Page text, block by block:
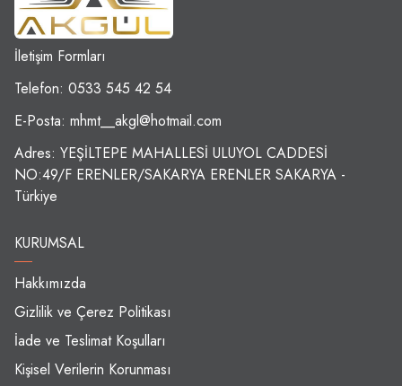
İletişim Formları
Telefon: 0533 545 42 54
E-Posta: mhmt__akgl@hotmail.com
Adres: YEŞİLTEPE MAHALLESİ ULUYOL CADDESİ
NO:49/F ERENLER/SAKARYA ERENLER SAKARYA -
Türkiye
KURUMSAL
Hakkımızda
Gizlilik ve Çerez Politikası
İade ve Teslimat Koşulları
Kişisel Verilerin Korunması